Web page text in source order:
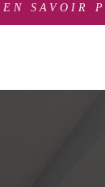
EN SAVOIR